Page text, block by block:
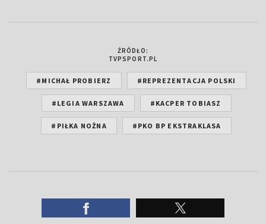
ŹRÓDŁO:
TVPSPORT.PL
#MICHAŁ PROBIERZ #REPREZENTACJA POLSKI
#LEGIA WARSZAWA #KACPER TOBIASZ
#PIŁKA NOŻNA #PKO BP EKSTRAKLASA